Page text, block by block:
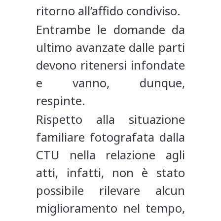
ritorno all’affido condiviso.
Entrambe le domande da
ultimo avanzate dalle parti
devono ritenersi infondate
e vanno, dunque,
respinte.
Rispetto alla situazione
familiare fotografata dalla
CTU nella relazione agli
atti, infatti, non è stato
possibile rilevare alcun
miglioramento nel tempo,